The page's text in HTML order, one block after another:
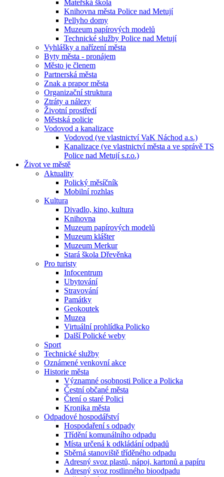
Mateřská škola
Knihovna města Police nad Metují
Pellyho domy
Muzeum papírových modelů
Technické služby Police nad Metují
Vyhlášky a nařízení města
Byty města - pronájem
Město je členem
Partnerská města
Znak a prapor města
Organizační struktura
Ztráty a nálezy
Životní prostředí
Městská policie
Vodovod a kanalizace
Vodovod (ve vlastnictví VaK Náchod a.s.)
Kanalizace (ve vlastnictví města a ve správě TS
Police nad Metují s.r.o.)
Život ve městě
Aktuality
Polický měsíčník
Mobilní rozhlas
Kultura
Divadlo, kino, kultura
Knihovna
Muzeum papírových modelů
Muzeum klášter
Muzeum Merkur
Stará škola Dřevěnka
Pro turisty
Infocentrum
Ubytování
Stravování
Památky
Geokoutek
Muzea
Virtuální prohlídka Policko
Další Polické weby
Sport
Technické služby
Oznámené venkovní akce
Historie města
Významné osobnosti Police a Policka
Čestní občané města
Čtení o staré Polici
Kronika města
Odpadové hospodářství
Hospodaření s odpady
Třídění komunálního odpadu
Místa určená k odkládání odpadů
Sběrná stanoviště tříděného odpadu
Adresný svoz plastů, nápoj. kartonů a papíru
Adresný svoz rostlinného bioodpadu